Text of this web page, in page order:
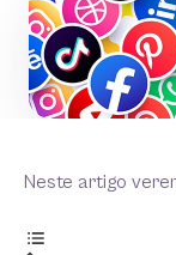
Neste artigo